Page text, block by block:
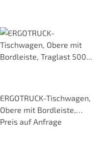
ERGOTRUCK-Tischwagen,
Obere mit Bordleiste,
Traglast 500 kg, spurfreie
Preis auf Anfrage